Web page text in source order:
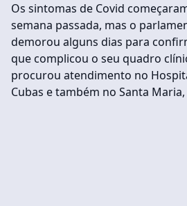
Os sintomas de Covid
semana passada, mas o
demorou alguns dias para
que complicou o seu quadro
procurou atendimento no
Cubas e também no Santa